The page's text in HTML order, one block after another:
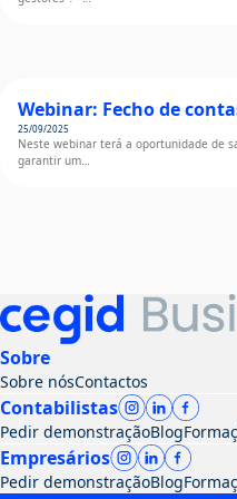
Webinar: Fecho de
25/09/2025
Neste webinar terá a oportunidade de
garantir um…
Sobre
Sobre nósContactos
Contabilistas
Pedir demonstraçãoBlog
Empresários
Pedir demonstraçãoBlog